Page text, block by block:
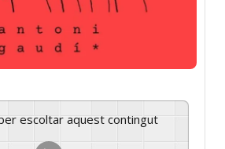
per escoltar aquest contingut